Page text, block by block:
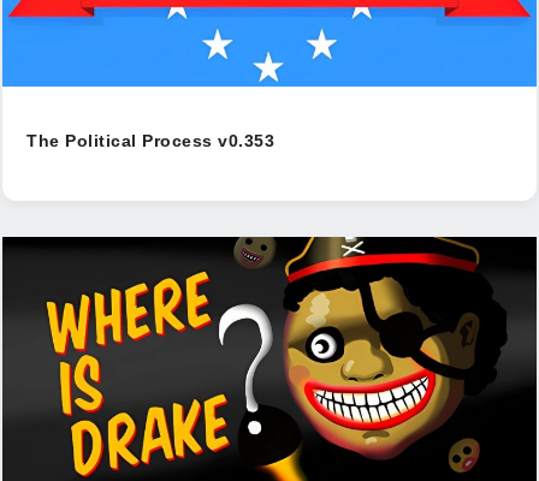
The Political Process v0.353